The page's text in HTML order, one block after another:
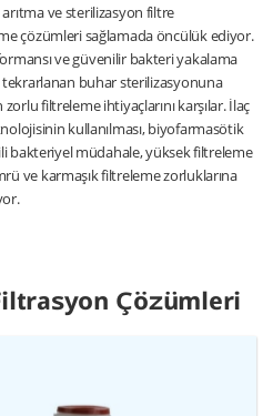
arıtma ve sterilizasyon filtre
çözümleri sağlamada öncülük ediyor.
ve güvenilir bakteri yakalama
tekrarlanan buhar sterilizasyonuna
filtreleme ihtiyaçlarını karşılar. İlaç
kullanılması, biyofarmasötik
bakteriyel müdahale, yüksek filtreleme
ve karmaşık filtreleme zorluklarına
Çözümleri